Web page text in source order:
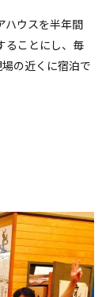
ハウスを半年間
ることにし、毎
の近くに宿泊で